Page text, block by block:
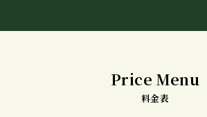
Price Menu
料金表